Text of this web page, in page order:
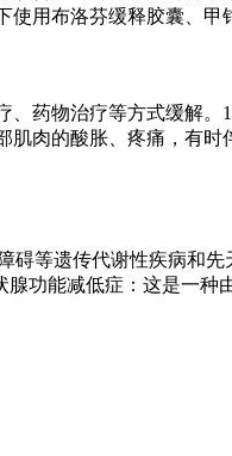
用布洛芬缓释胶囊、甲
药物治疗等方式缓解。
肉的酸胀、疼痛，有
碍等遗传代谢性疾病和
功能减低症：这是一种